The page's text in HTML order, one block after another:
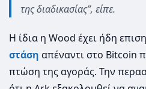
της διαδικασίας”, είπε.
Η ίδια η Wood έχει ήδη
στάση απέναντι στο Bitcoin
πτώση της αγοράς. Την